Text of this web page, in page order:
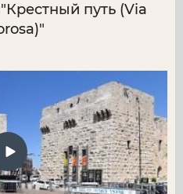
путь (Via